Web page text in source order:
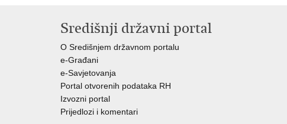
Središnji državni portal
O Središnjem državnom portalu
e-Građani
e-Savjetovanja
Portal otvorenih podataka RH
Izvozni portal
Prijedlozi i komentari